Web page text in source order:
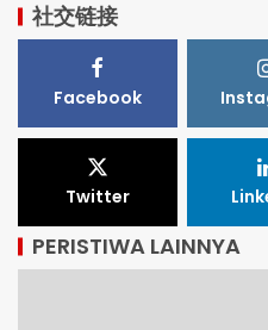
社交链接
Facebook
Twitter
PERISTIWA LAINNYA